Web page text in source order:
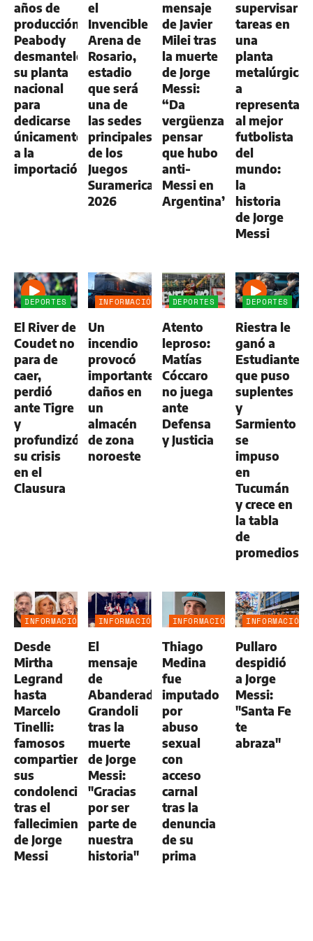
años de
producción,
Peabody
desmanteló
su planta
nacional
para
dedicarse
únicamente
a la
importación
el
Invencible
Arena de
Rosario,
estadio
que será
una de
las sedes
principales
de los
Juegos
Suramericanos
2026
mensaje
de Javier
Milei tras
la muerte
de Jorge
Messi:
“Da
vergüenza
pensar
que hubo
anti-
Messi en
Argentina”
supervisar
tareas en
una
planta
metalúrgica
a
representar
al mejor
futbolista
del
mundo:
la
historia
de Jorge
Messi
DEPORTES
El River de
Coudet no
para de
caer,
perdió
ante Tigre
y
profundizó
su crisis
en el
Clausura
INFORMACIÓN
Un
incendio
provocó
importantes
daños en
un
almacén
de zona
noroeste
DEPORTES
Atento
leproso:
Matías
Cóccaro
no juega
ante
Defensa
y Justicia
DEPORTES
Riestra le
ganó a
Estudiantes,
que puso
suplentes
y
Sarmiento
se
impuso
en
Tucumán
y crece en
la tabla
de
promedios
INFORMACIÓN
Desde
Mirtha
Legrand
hasta
Marcelo
Tinelli:
famosos
compartieron
sus
condolencias
tras el
fallecimiento
de Jorge
Messi
INFORMACIÓN
El
mensaje
de
Abanderado
Grandoli
tras la
muerte
de Jorge
Messi:
"Gracias
por ser
parte de
nuestra
historia"
INFORMACIÓN
Thiago
Medina
fue
imputado
por
abuso
sexual
con
acceso
carnal
tras la
denuncia
de su
prima
INFORMACIÓN
Pullaro
despidió
a Jorge
Messi:
"Santa Fe
te
abraza"